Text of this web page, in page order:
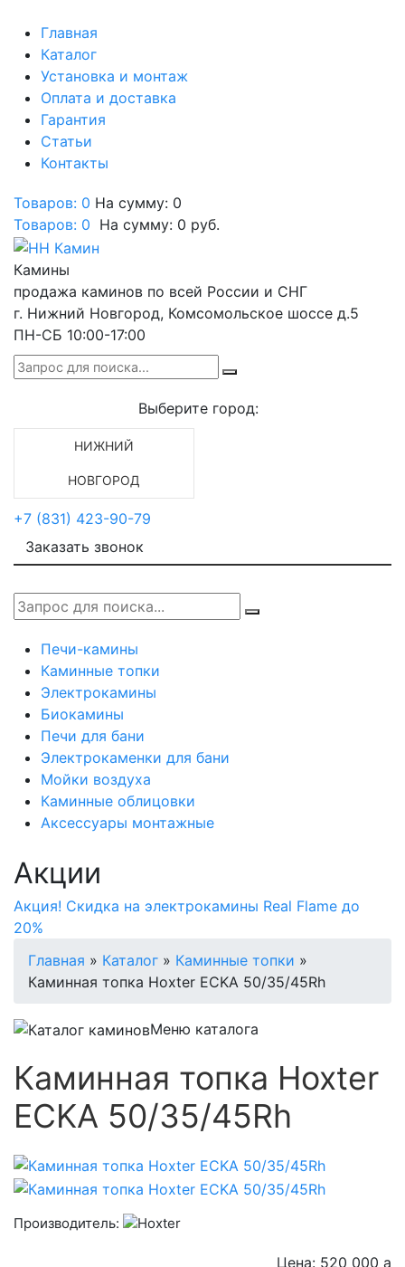
Главная
Каталог
Установка и монтаж
Оплата и доставка
Гарантия
Статьи
Контакты
Товаров: 0 На сумму: 0
Товаров: 0 На сумму: 0 руб.
Камины
продажа каминов по всей России и СНГ
г. Нижний Новгород, Комсомольское шоссе д.5
ПН-СБ 10:00-17:00
Выберите город:
НИЖНИЙ
НОВГОРОД
+7 (831) 423-90-79
Заказать звонок
Печи-камины
Каминные топки
Электрокамины
Биокамины
Печи для бани
Электрокаменки для бани
Мойки воздуха
Каминные облицовки
Аксессуары монтажные
Акции
Акция! Скидка на электрокамины Real Flame до
20%
Главная » Каталог » Каминные топки »
Каминная топка Hoxter ECKA 50/35/45Rh
Меню каталога
Каминная топка Hoxter
ECKA 50/35/45Rh
Производитель:
Цена: 520 000 a